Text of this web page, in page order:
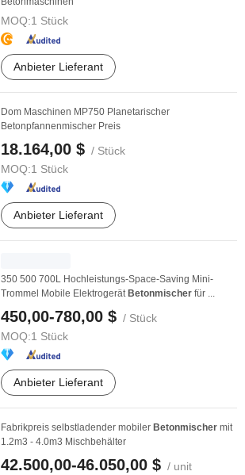
MOQ:1 Stück
Anbieter Lieferant
Dom Maschinen MP750 Planetarischer
Betonpfannenmischer Preis
18.164,00 $ / Stück
MOQ:1 Stück
Anbieter Lieferant
350 500 700L Hochleistungs-Space-Saving Mini-
Trommel Mobile Elektrogerät Betonmischer für ...
450,00-780,00 $ / Stück
MOQ:1 Stück
Anbieter Lieferant
Fabrikpreis selbstladender mobiler Betonmischer mit
1.2m3 - 4.0m3 Mischbehälter
42.500,00-46.050,00 $ / unit